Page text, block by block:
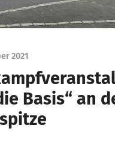
2021
Basis“ an